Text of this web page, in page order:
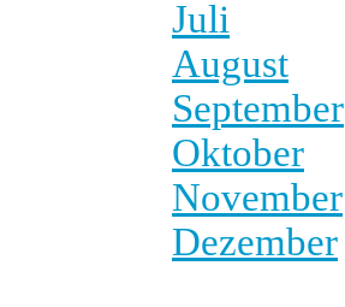
Juli
August
September
Oktober
November
Dezember